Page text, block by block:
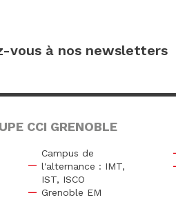
vous à nos newsletters
CCI GRENOBLE
Campus de
l'alternance : IMT,
IST, ISCO
Grenoble EM